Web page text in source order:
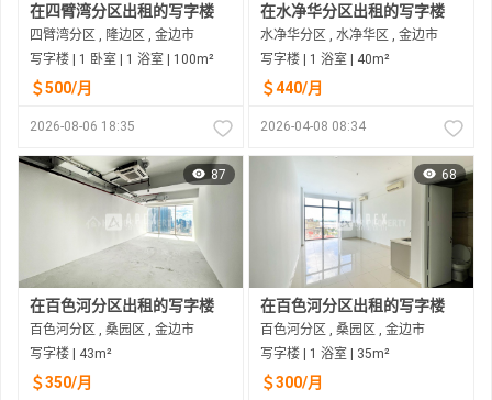
在四臂湾分区出租的写字楼
四臂湾分区 , 隆边区 , 金边市
写字楼 | 1 卧室 | 1 浴室 | 100m²
＄500/月
2026-08-06 18:35
在水净华分区出租的写字楼
水净华分区 , 水净华区 , 金边市
写字楼 | 1 浴室 | 40m²
＄440/月
2026-04-08 08:34
87
在百色河分区出租的写字楼
百色河分区 , 桑园区 , 金边市
写字楼 | 43m²
＄350/月
68
在百色河分区出租的写字楼
百色河分区 , 桑园区 , 金边市
写字楼 | 1 浴室 | 35m²
＄300/月